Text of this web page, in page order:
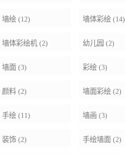
墙绘 (12) 墙体彩绘(14)
墙体彩绘机 (2) 幼儿园 (2)
墙面 (3) 彩绘(3)
颜料 (2) 墙面彩绘(2)
手绘 (11) 墙画 (3)
装饰 (2) 手绘墙面 (2)